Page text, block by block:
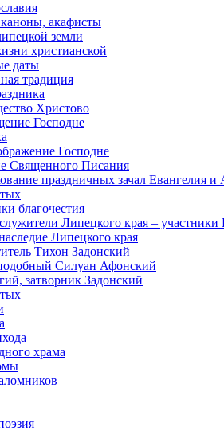
акафисты
земли
христианской
даты
традиция
Христово
Господне
Господне
Священного Писания
праздничных зачал Евангелия и
благочестия
Липецкого края –
Липецкого края
Тихон Задонский
Силуан Афонский
затворник Задонский
храма